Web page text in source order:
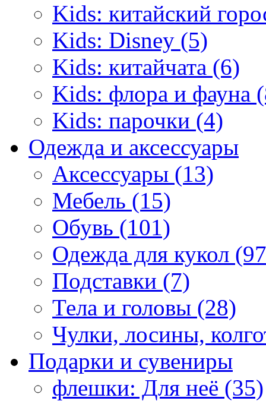
Kids: китайский
Kids: Disney (5)
Kids: китайчата (6)
Kids: флора и фауна
Kids: парочки (4)
Одежда и аксессуары
Аксессуары (13)
Мебель (15)
Обувь (101)
Одежда для кукол
Подставки (7)
Тела и головы (28)
Чулки, лосины,
Подарки и сувениры
флешки: Для неё (35)